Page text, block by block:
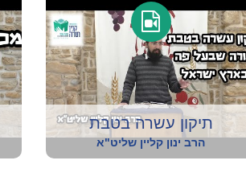
תיקון עשרה בטבת
הרב ינון קליין שליט"א